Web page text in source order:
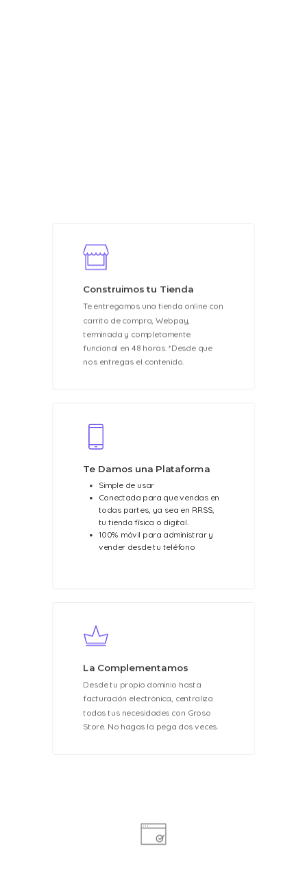
Construimos tu Tienda
Te entregamos una tienda online con
carrito de compra, Webpay,
terminada y completamente
funcional en 48 horas. *Desde que
nos entregas el contenido.
Te Damos una Plataforma
Simple de usar
Conectada para que vendas en
todas partes, ya sea en RRSS,
tu tienda física o digital.
100% móvil para administrar y
vender desde tu teléfono
La Complementamos
Desde tu propio dominio hasta
facturación electrónica, centraliza
todas tus necesidades con Groso
Store. No hagas la pega dos veces.